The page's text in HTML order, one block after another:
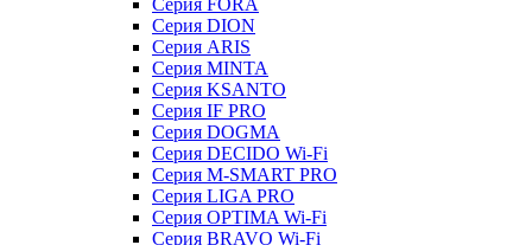
Серия FORA
Серия DION
Серия ARIS
Серия MINTA
Серия KSANTO
Серия IF PRO
Серия DOGMA
Серия DECIDO Wi-Fi
Серия M-SMART PRO
Серия LIGA PRO
Серия OPTIMA Wi-Fi
Серия BRAVO Wi-Fi